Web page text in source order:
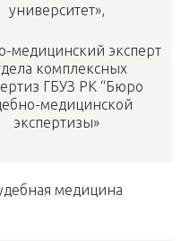
университет»,
медицинский эксперт
комплексных
ГБУЗ РК “Бюро
медицинской
экспертизы»
медицина